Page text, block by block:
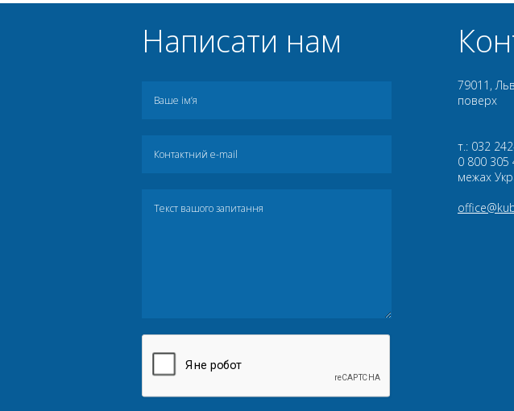
Написати нам
79011,
поверх
т.: 032
0 800 305
межах